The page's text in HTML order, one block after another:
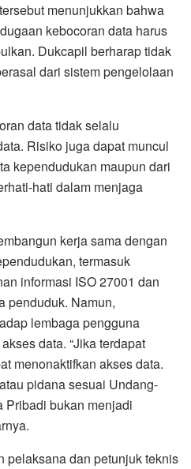
menunjukkan bahwa
kebocoran data harus
Dukcapil berharap tidak
dari sistem pengelolaan
data tidak selalu
Risiko juga dapat muncul
kependudukan maupun dari
hati dalam menjaga
kerja sama dengan
termasuk
informasi ISO 27001 dan
penduduk. Namun,
lembaga pengguna
data. “Jika terdapat
menonaktifkan akses data.
pidana sesuai Undang-
Pribadi bukan menjadi
pelaksana dan petunjuk teknis